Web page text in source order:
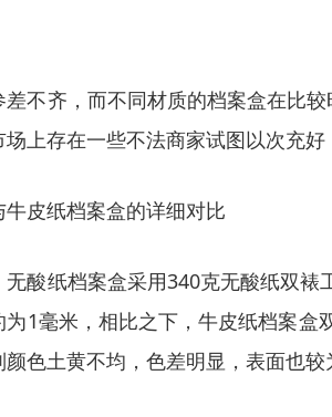
不齐，而不同材质的档案盒在比
上存在一些不法商家试图以次充
皮纸档案盒的详细对比
酸纸档案盒采用340克无酸纸双
为1毫米，相比之下，牛皮纸档案
色土黄不均，色差明显，表面也